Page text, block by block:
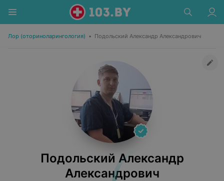
Лор (оториноларингология) • Подольский Александр Александрович
Подольский Александр
Александрович